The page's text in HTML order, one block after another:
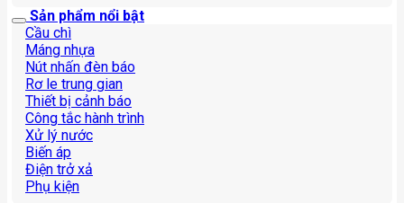
Sản phẩm nổi bật
Cầu chì
Máng nhựa
Nút nhấn đèn báo
Rơ le trung gian
Thiết bị cảnh báo
Công tắc hành trình
Xử lý nước
Biến áp
Điện trở xả
Phụ kiện